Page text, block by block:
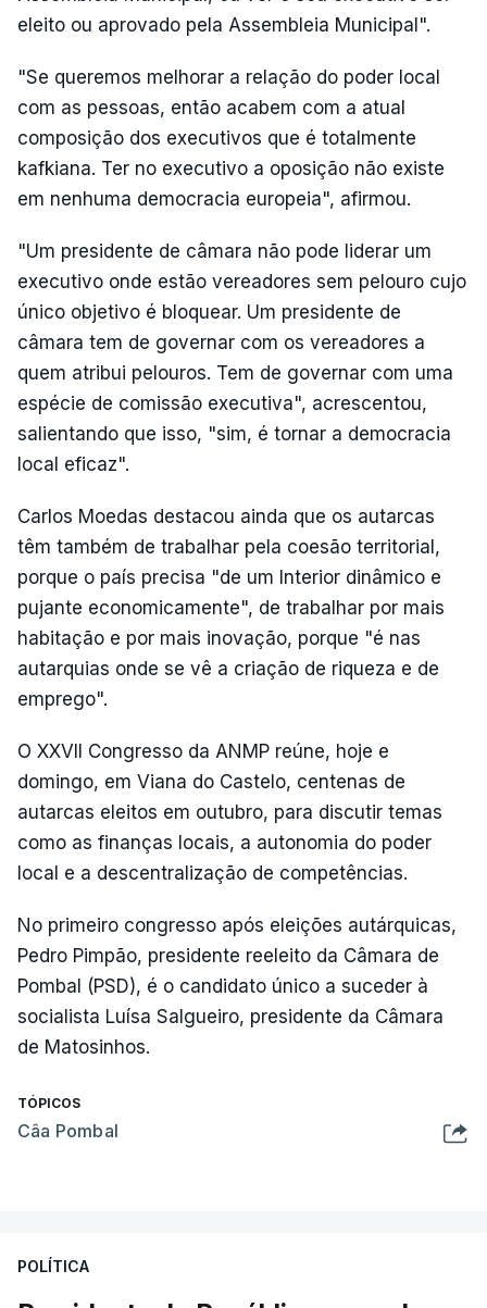
eleito ou aprovado pela Assembleia Municipal".
"Se queremos melhorar a relação do poder local
com as pessoas, então acabem com a atual
composição dos executivos que é totalmente
kafkiana. Ter no executivo a oposição não existe
em nenhuma democracia europeia", afirmou.
"Um presidente de câmara não pode liderar um
executivo onde estão vereadores sem pelouro cujo
único objetivo é bloquear. Um presidente de
câmara tem de governar com os vereadores a
quem atribui pelouros. Tem de governar com uma
espécie de comissão executiva", acrescentou,
salientando que isso, "sim, é tornar a democracia
local eficaz".
Carlos Moedas destacou ainda que os autarcas
têm também de trabalhar pela coesão territorial,
porque o país precisa "de um Interior dinâmico e
pujante economicamente", de trabalhar por mais
habitação e por mais inovação, porque "é nas
autarquias onde se vê a criação de riqueza e de
emprego".
O XXVII Congresso da ANMP reúne, hoje e
domingo, em Viana do Castelo, centenas de
autarcas eleitos em outubro, para discutir temas
como as finanças locais, a autonomia do poder
local e a descentralização de competências.
No primeiro congresso após eleições autárquicas,
Pedro Pimpão, presidente reeleito da Câmara de
Pombal (PSD), é o candidato único a suceder à
socialista Luísa Salgueiro, presidente da Câmara
de Matosinhos.
TÓPICOS
Câa Pombal
POLÍTICA